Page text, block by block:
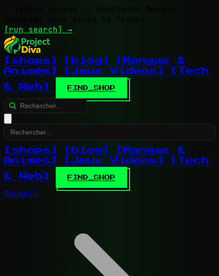
// Boutiques Mangas
indexées dans toute la France
[run search] →
[shops] [blog]
[Mangas &
Animés]
[Jeux Vidéos]
[Tech
& Web]
FIND_SHOP
[shops] [blog]
[Mangas &
Animés]
[Jeux Vidéos]
[Tech
& Web]
FIND_SHOP
Accueil